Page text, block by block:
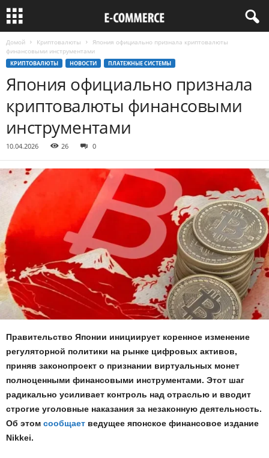
Домой Криптовалюты
Япония официально признала криптовалюты
финансовыми инструментами
КРИПТОВАЛЮТЫ НОВОСТИ ПЛАТЕЖНЫЕ СИСТЕМЫ
Япония официально признала
криптовалюты финансовыми
инструментами
10.04.2026 26 0
Правительство Японии инициирует коренное изменение
регуляторной политики на рынке цифровых активов,
приняв законопроект о признании виртуальных монет
полноценными финансовыми инструментами. Этот шаг
радикально усиливает контроль над отраслью и вводит
строгие уголовные наказания за незаконную деятельность.
Об этом сообщает ведущее японское финансовое издание
Nikkei.